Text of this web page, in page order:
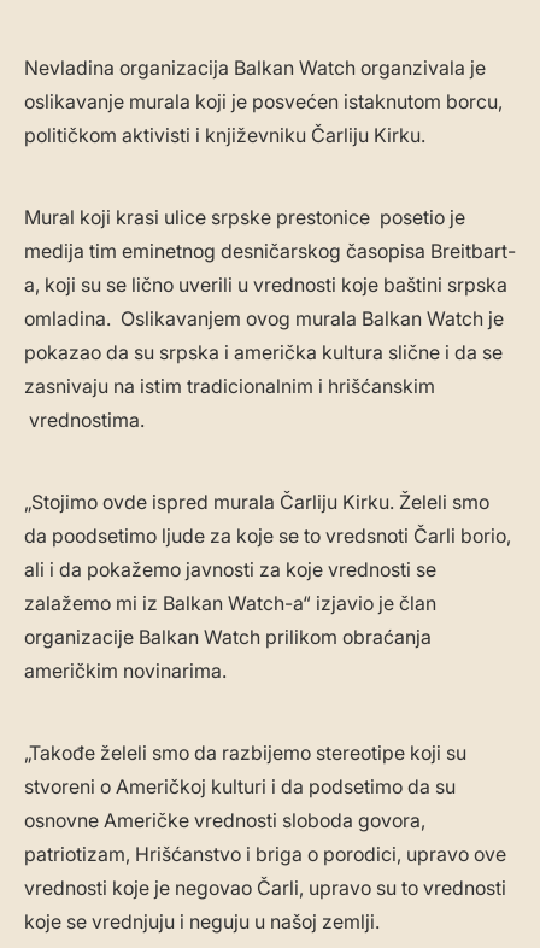
Nevladina organizacija Balkan Watch organzivala je
oslikavanje murala koji je posvećen istaknutom borcu,
političkom aktivisti i književniku Čarliju Kirku.
Mural koji krasi ulice srpske prestonice posetio je
medija tim eminetnog desničarskog časopisa Breitbart-
a, koji su se lično uverili u vrednosti koje baštini srpska
omladina. Oslikavanjem ovog murala Balkan Watch je
pokazao da su srpska i američka kultura slične i da se
zasnivaju na istim tradicionalnim i hrišćanskim
vrednostima.
„Stojimo ovde ispred murala Čarliju Kirku. Želeli smo
da poodsetimo ljude za koje se to vredsnoti Čarli borio,
ali i da pokažemo javnosti za koje vrednosti se
zalažemo mi iz Balkan Watch-a“ izjavio je član
organizacije Balkan Watch prilikom obraćanja
američkim novinarima.
„Takođe želeli smo da razbijemo stereotipe koji su
stvoreni o Američkoj kulturi i da podsetimo da su
osnovne Američke vrednosti sloboda govora,
patriotizam, Hrišćanstvo i briga o porodici, upravo ove
vrednosti koje je negovao Čarli, upravo su to vrednosti
koje se vrednjuju i neguju u našoj zemlji.